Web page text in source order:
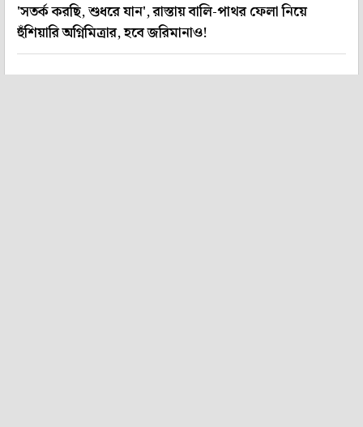
'সতর্ক করছি, শুধরে যান', রাস্তায় বালি-পাথর ফেলা নিয়ে
হুঁশিয়ারি অগ্নিমিত্রার, হবে জরিমানাও!